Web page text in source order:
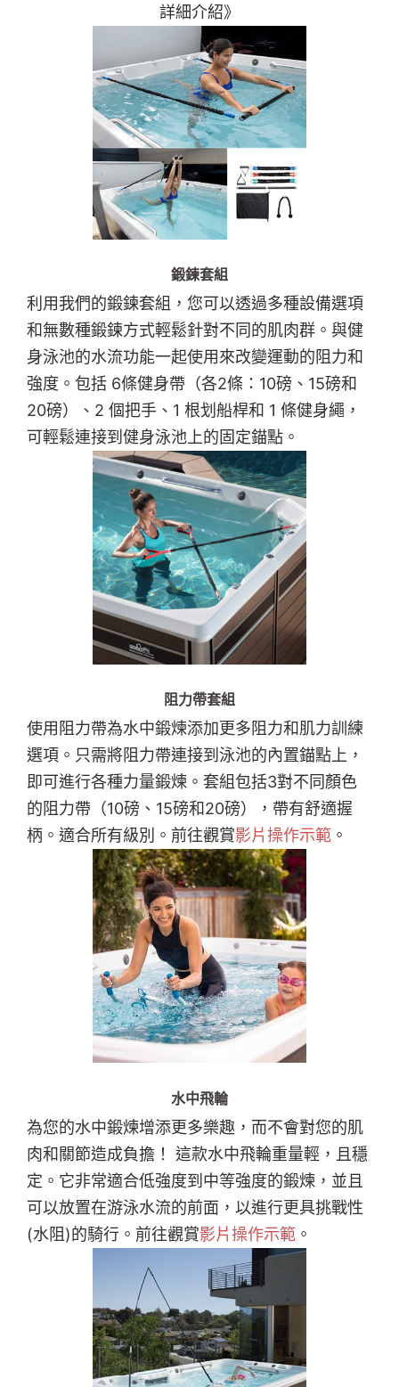
詳細介紹》
鍛鍊套組
利用我們的鍛鍊套組，您可以透過多種設備選項
和無數種鍛鍊方式輕鬆針對不同的肌肉群。與健
身泳池的水流功能一起使用來改變運動的阻力和
強度。包括 6條健身帶（各2條：10磅、15磅和
20磅）、2 個把手、1 根划船桿和 1 條健身繩，
可輕鬆連接到健身泳池上的固定錨點。
阻力帶套組
使用阻力帶為水中鍛煉添加更多阻力和肌力訓練
選項。只需將阻力帶連接到泳池的內置錨點上，
即可進行各種力量鍛煉。套組包括3對不同顏色
的阻力帶（10磅、15磅和20磅），帶有舒適握
柄。適合所有級別。前往觀賞影片操作示範 。
水中飛輪
為您的水中鍛煉增添更多樂趣，而不會對您的肌
肉和關節造成負擔！ 這款水中飛輪重量輕，且穩
定。它非常適合低強度到中等強度的鍛煉，並且
可以放置在游泳水流的前面，以進行更具挑戰性
(水阻)的騎行。前往觀賞影片操作示範 。